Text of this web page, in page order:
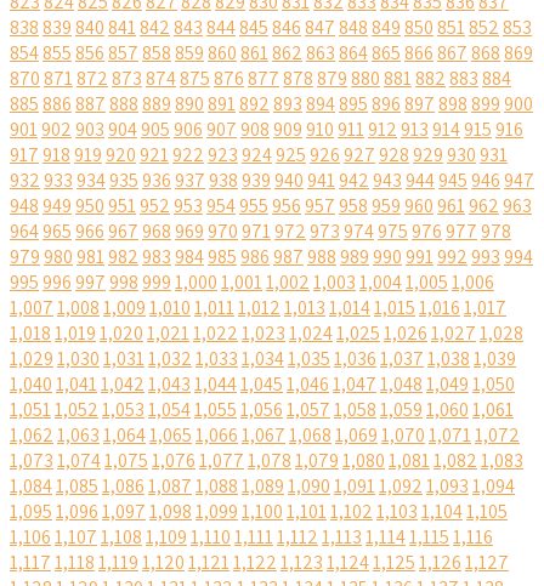
838839840841842843844845846847848849850851852853
854855856857858859860861862863864865866867868869
870871872873874875876877878879880881882883884
885886887888889890891892893894895896897898899900
901902903904905906907908909910911912913914915916
917918919920921922923924925926927928929930931
932933934935936937938939940941942943944945946947
948949950951952953954955956957958959960961962963
964965966967968969970971972973974975976977978
979980981982983984985986987988989990991992993994
9959969979989991,0001,0011,0021,0031,0041,0051,006
1,0071,0081,0091,0101,0111,0121,0131,0141,0151,0161,017
1,0181,0191,0201,0211,0221,0231,0241,0251,0261,0271,028
1,0291,0301,0311,0321,0331,0341,0351,0361,0371,0381,039
1,0401,0411,0421,0431,0441,0451,0461,0471,0481,0491,050
1,0511,0521,0531,0541,0551,0561,0571,0581,0591,0601,061
1,0621,0631,0641,0651,0661,0671,0681,0691,0701,0711,072
1,0731,0741,0751,0761,0771,0781,0791,0801,0811,0821,083
1,0841,0851,0861,0871,0881,0891,0901,0911,0921,0931,094
1,0951,0961,0971,0981,0991,1001,1011,1021,1031,1041,105
1,1061,1071,1081,1091,1101,1111,1121,1131,1141,1151,116
1,1171,1181,1191,1201,1211,1221,1231,1241,1251,1261,127